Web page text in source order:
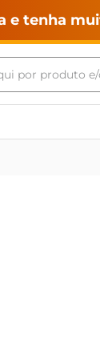
e tenha
por produto
buscados
lavar